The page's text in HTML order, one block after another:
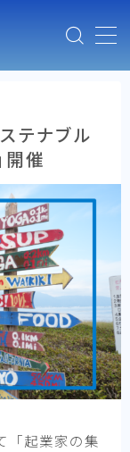
テナブル
開催
「起業家の集